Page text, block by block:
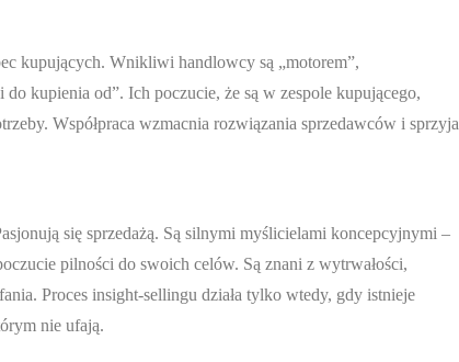
kupujących. Wnikliwi handlowcy są „motorem”,
kupienia od”. Ich poczucie, że są w zespole kupującego,
Współpraca wzmacnia rozwiązania sprzedawców i sprzyja
się sprzedażą. Są silnymi myślicielami koncepcyjnymi –
pilności do swoich celów. Są znani z wytrwałości,
Proces insight-sellingu działa tylko wtedy, gdy istnieje
nie ufają.